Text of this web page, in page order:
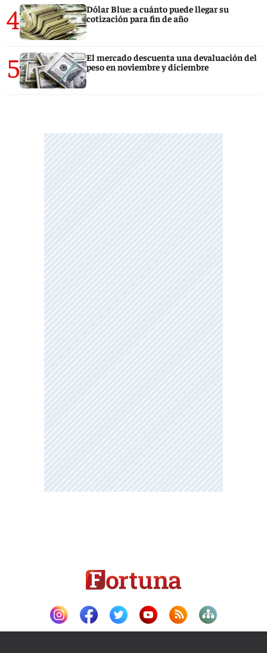
4
Dólar Blue: a cuánto puede llegar su
cotización para fin de año
5
El mercado descuenta una devaluación del
peso en noviembre y diciembre